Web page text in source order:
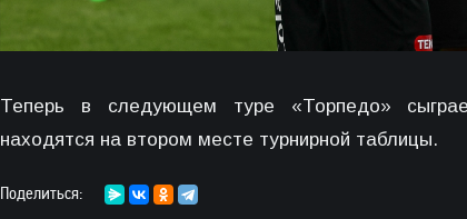
Теперь в следующем туре «Торпедо»
находятся на втором месте турнирной таблицы.
Поделиться: